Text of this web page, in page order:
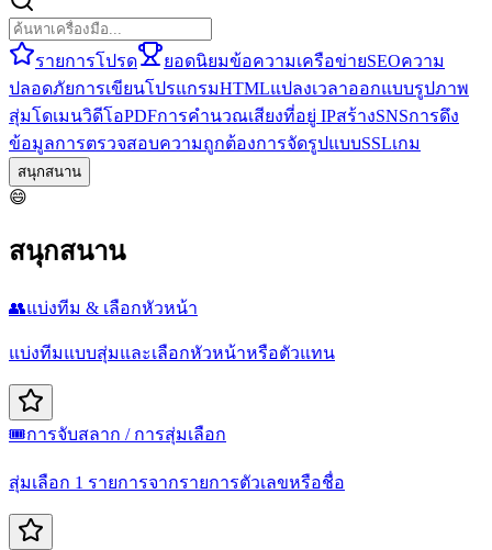
รายการโปรด ยอดนิยมข้อความเครือข่ายSEOความ
ปลอดภัยการเขียนโปรแกรมHTMLแปลงเวลาออกแบบรูปภาพ
สุ่มโดเมนวิดีโอPDFการคำนวณเสียงที่อยู่ IPสร้างSNSการดึง
ข้อมูลการตรวจสอบความถูกต้องการจัดรูปแบบSSLเกม
สนุกสนาน
😄
สนุกสนาน
👥แบ่งทีม & เลือกหัวหน้า
แบ่งทีมแบบสุ่มและเลือกหัวหน้าหรือตัวแทน
🎟️การจับสลาก / การสุ่มเลือก
สุ่มเลือก 1 รายการจากรายการตัวเลขหรือชื่อ